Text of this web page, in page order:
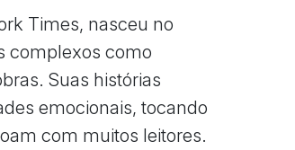
Times, nasceu no
complexos como
Suas histórias
emocionais, tocando
com muitos leitores.